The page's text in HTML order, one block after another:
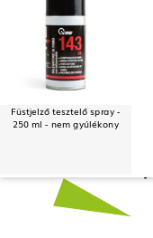
Füstjelző tesztelő spray -
250 ml - nem gyúlékony